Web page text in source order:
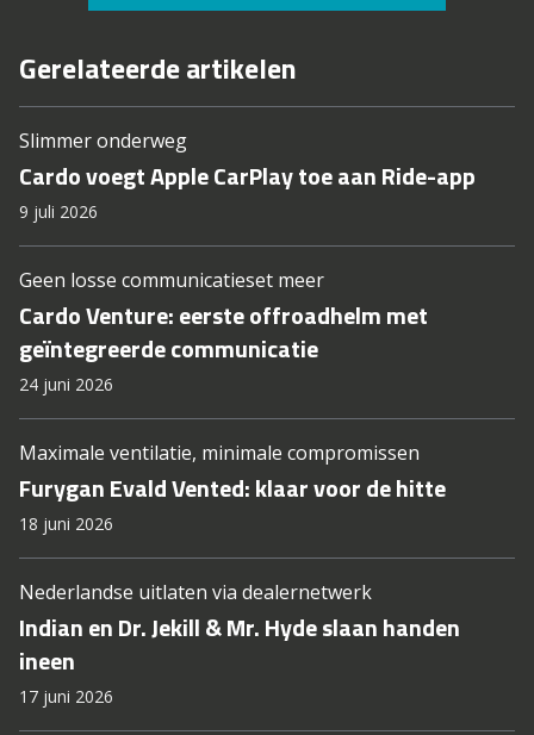
Gerelateerde artikelen
Slimmer onderweg
Cardo voegt Apple CarPlay toe aan Ride-app
9 juli 2026
Geen losse communicatieset meer
Cardo Venture: eerste offroadhelm met
geïntegreerde communicatie
24 juni 2026
Maximale ventilatie, minimale compromissen
Furygan Evald Vented: klaar voor de hitte
18 juni 2026
Nederlandse uitlaten via dealernetwerk
Indian en Dr. Jekill & Mr. Hyde slaan handen
ineen
17 juni 2026